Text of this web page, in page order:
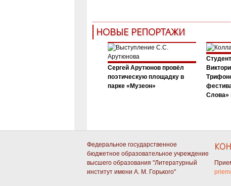
НОВЫЕ РЕПОРТАЖИ
Сергей Арутюнов провёл
поэтическую площадку в
парке «Музеон»
Слова»
Федеральное государственное
бюджетное образовательное учреждение
высшего образования "Литературный
институт имени А. М. Горького"